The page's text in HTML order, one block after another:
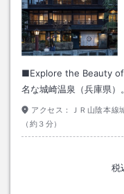
■Explore the Beauty of
名な城崎温泉（兵庫県
アクセス：
ＪＲ山陰本
（約３分）
税